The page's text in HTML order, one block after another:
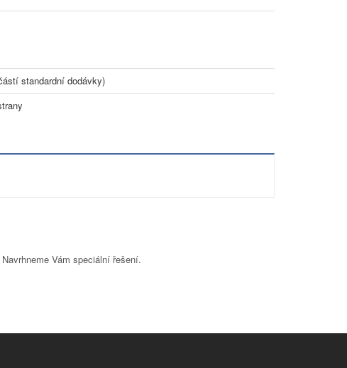
standardní dodávky)
Navrhneme Vám speciální řešení.